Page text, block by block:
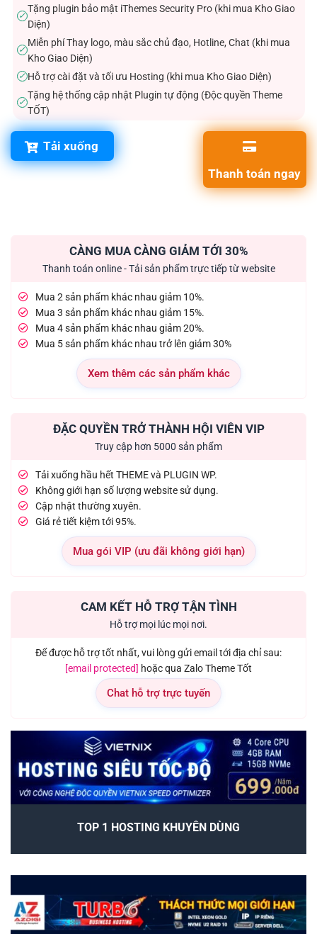
✓
Tặng plugin bảo mật iThemes Security Pro (khi mua Kho Giao
Diện)
✓
Miễn phí Thay logo, màu sắc chủ đạo, Hotline, Chat (khi mua
Kho Giao Diện)
✓Hỗ trợ cài đặt và tối ưu Hosting (khi mua Kho Giao Diện)
✓
Tặng hệ thống cập nhật Plugin tự động (Độc quyền Theme
TỐT)
Tải xuống
Thanh toán ngay
CÀNG MUA CÀNG GIẢM TỚI 30%
Thanh toán online - Tải sản phẩm trực tiếp từ website
Mua 2 sản phẩm khác nhau giảm 10%.
Mua 3 sản phẩm khác nhau giảm 15%.
Mua 4 sản phẩm khác nhau giảm 20%.
Mua 5 sản phẩm khác nhau trở lên giảm 30%
Xem thêm các sản phẩm khác
ĐẶC QUYỀN TRỞ THÀNH HỘI VIÊN VIP
Truy cập hơn 5000 sản phẩm
Tải xuống hầu hết THEME và PLUGIN WP.
Không giới hạn số lượng website sử dụng.
Cập nhật thường xuyên.
Giá rẻ tiết kiệm tới 95%.
Mua gói VIP (ưu đãi không giới hạn)
CAM KẾT HỖ TRỢ TẬN TÌNH
Hỗ trợ mọi lúc mọi nơi.
Để được hỗ trợ tốt nhất, vui lòng gửi email tới địa chỉ sau:
[email protected] hoặc qua Zalo Theme Tốt
Chat hỗ trợ trực tuyến
TOP 1 HOSTING KHUYÊN DÙNG